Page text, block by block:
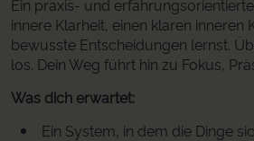
Ein praxis- und
innere Klarheit, einen klaren inneren
bewusste Entscheidungen lernst.
los. Dein Weg führt hin zu Fokus,
Was dich erwartet:
Ein System, in dem die Dinge